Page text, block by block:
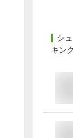
シ
キン